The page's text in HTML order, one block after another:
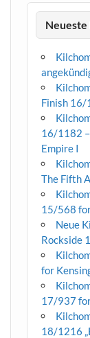
Neueste
Finish 16/
16/1182 –
Empire I
The Fifth
15/568
Neue
Rockside
for
17/937
18/1216